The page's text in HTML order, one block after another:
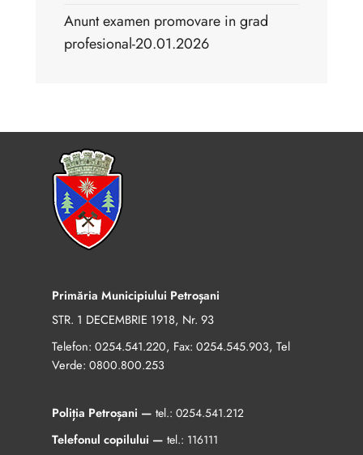
Anunt examen promovare in grad
profesional-20.01.2026
Primăria Municipiului Petroșani
STR. 1 DECEMBRIE 1918, Nr. 93
Telefon: 0254.541.220, Fax: 0254.545.903, Tel
Verde: 0800.800.253
Poliția Petroșani — tel.: 0254.541.212
Telefonul copilului — tel.: 116111